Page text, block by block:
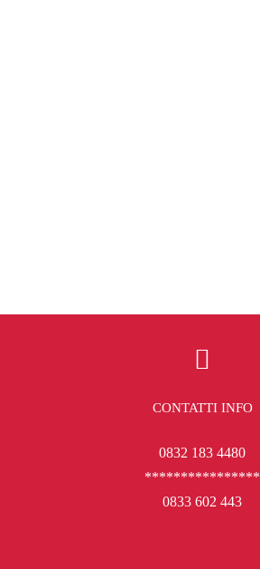
CONTATTI INFO
0832 183 4480
****************
0833 602 443